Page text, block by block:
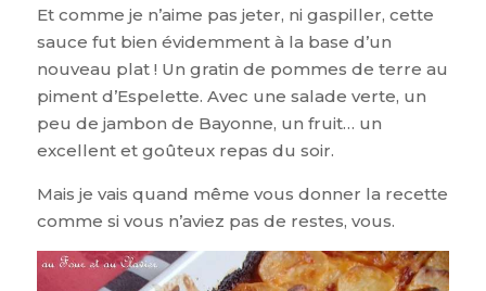
Et comme je n’aime pas jeter, ni gaspiller, cette
sauce fut bien évidemment à la base d’un
nouveau plat ! Un gratin de pommes de terre au
piment d’Espelette. Avec une salade verte, un
peu de jambon de Bayonne, un fruit… un
excellent et goûteux repas du soir.
Mais je vais quand même vous donner la recette
comme si vous n’aviez pas de restes, vous.